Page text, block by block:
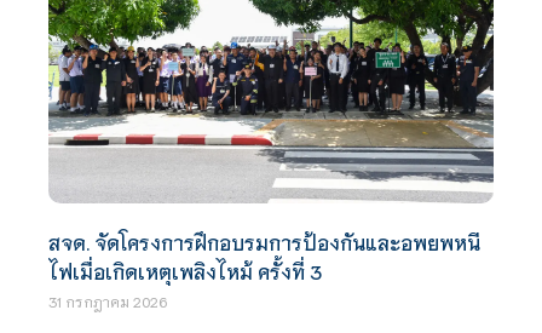
สจด. จัดโครงการฝึกอบรมการป้องกันและอพยพหนี
ไฟเมื่อเกิดเหตุเพลิงไหม้ ครั้งที่ 3
31 กรกฎาคม 2026